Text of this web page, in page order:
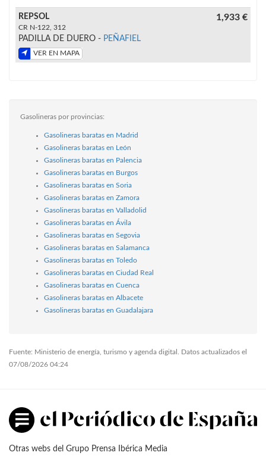
REPSOL
CR N-122, 312
PADILLA DE DUERO - PEÑAFIEL
VER EN MAPA
1,933 €
Gasolineras por provincias:
Gasolineras baratas en Madrid
Gasolineras baratas en León
Gasolineras baratas en Palencia
Gasolineras baratas en Burgos
Gasolineras baratas en Soria
Gasolineras baratas en Zamora
Gasolineras baratas en Valladolid
Gasolineras baratas en Ávila
Gasolineras baratas en Segovia
Gasolineras baratas en Salamanca
Gasolineras baratas en Toledo
Gasolineras baratas en Ciudad Real
Gasolineras baratas en Cuenca
Gasolineras baratas en Albacete
Gasolineras baratas en Guadalajara
Fuente: Ministerio de energía, turismo y agenda digital. Datos actualizados el
07/08/2026 04:24
Otras webs del Grupo Prensa Ibérica Media